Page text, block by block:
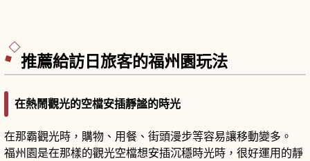
推薦給訪日旅客的福州園玩法
在熱鬧觀光的空檔安插靜謐的時光
在那霸觀光時，購物、用餐、街頭漫步等容易讓移動變多。
福州園是在那樣的觀光空檔想安插沉穩時光時，很好運用的靜